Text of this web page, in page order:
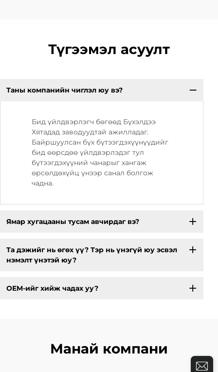
Түгээмэл асуулт
Таны компанийн чиглэл юу вэ?
Бид үйлдвэрлэгч бөгөөд Бүхэлдээ
Хятадад заводуудтай ажилладаг.
Байршуулсан бүх бүтээгдэхүүнүүдийг
бид өөрсдөө үйлдвэрлэдэг тул
бүтээгдэхүүний чанарыг хангаж
өрсөлдөхүйц үнээр санал болгож
чадна.
Ямар хугацааны тусам авчирдаг вэ?
Та дэжийг нь өгөх үү? Тэр нь үнэгүй юу эсвэл
нэмэлт үнэтэй юу?
OEM-ийг хийж чадах уу?
Манай компани